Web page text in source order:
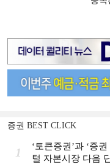
증권 BEST CLICK
1
‘토큰증권’과 ‘증
털 자본시장 다음